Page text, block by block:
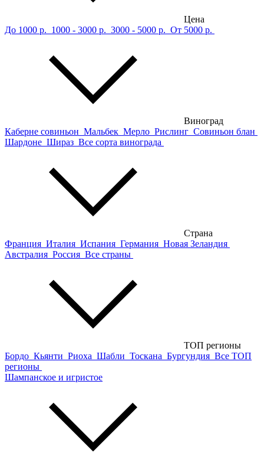
Цена
До 1000 р. 1000 - 3000 р. 3000 - 5000 р. От 5000 р.
Виноград
Каберне совиньон Мальбек Мерло Рислинг Совиньон блан
Шардоне Шираз Все сорта винограда
Страна
Франция Италия Испания Германия Новая Зеландия
Австралия Россия Все страны
ТОП регионы
Бордо Кьянти Риоха Шабли Тоскана Бургундия Все ТОП
регионы
Шампанское и игристое